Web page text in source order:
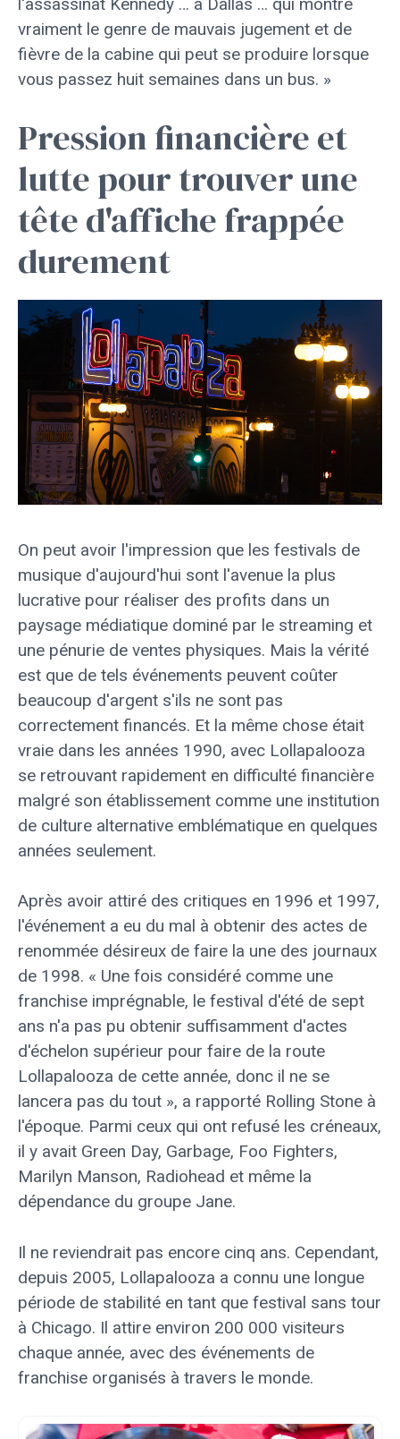
vraiment le genre de mauvais jugement et de
fièvre de la cabine qui peut se produire lorsque
vous passez huit semaines dans un bus. »
Pression financière et
lutte pour trouver une
tête d'affiche frappée
durement
On peut avoir l'impression que les festivals de
musique d'aujourd'hui sont l'avenue la plus
lucrative pour réaliser des profits dans un
paysage médiatique dominé par le streaming et
une pénurie de ventes physiques. Mais la vérité
est que de tels événements peuvent coûter
beaucoup d'argent s'ils ne sont pas
correctement financés. Et la même chose était
vraie dans les années 1990, avec Lollapalooza
se retrouvant rapidement en difficulté financière
malgré son établissement comme une institution
de culture alternative emblématique en quelques
années seulement.
Après avoir attiré des critiques en 1996 et 1997,
l'événement a eu du mal à obtenir des actes de
renommée désireux de faire la une des journaux
de 1998. « Une fois considéré comme une
franchise imprégnable, le festival d'été de sept
ans n'a pas pu obtenir suffisamment d'actes
d'échelon supérieur pour faire de la route
Lollapalooza de cette année, donc il ne se
lancera pas du tout », a rapporté Rolling Stone à
l'époque. Parmi ceux qui ont refusé les créneaux,
il y avait Green Day, Garbage, Foo Fighters,
Marilyn Manson, Radiohead et même la
dépendance du groupe Jane.
Il ne reviendrait pas encore cinq ans. Cependant,
depuis 2005, Lollapalooza a connu une longue
période de stabilité en tant que festival sans tour
à Chicago. Il attire environ 200 000 visiteurs
chaque année, avec des événements de
franchise organisés à travers le monde.